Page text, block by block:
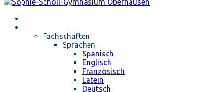
Fachschaften
Sprachen
Spanisch
Englisch
Französisch
Latein
Deutsch